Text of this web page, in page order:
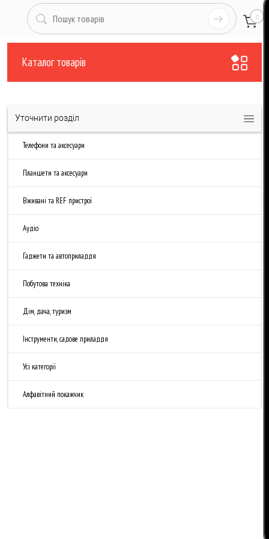
0
Каталог товарів
Уточнити розділ
Телефони та аксесуари
Планшети та аксесуари
Вживані та REF пристрої
Аудіо
Гаджети та автоприладдя
Побутова техніка
Дім, дача, туризм
Інструменти, садове приладдя
Усі категорії
Алфавітний покажчик